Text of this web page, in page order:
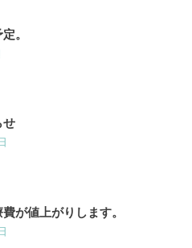
。
せ
が値上がりします。